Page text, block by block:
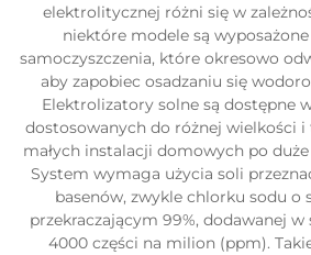
elektrolitycznej różni się w
niektóre modele są
samoczyszczenia, które okresowo
aby zapobiec osadzaniu się
Elektrolizatory solne są dostępne
dostosowanych do różnej wielkości i
małych instalacji domowych po
System wymaga użycia soli
basenów, zwykle chlorku sodu o
przekraczającym 99%, dodawanej
4000 części na milion (ppm).